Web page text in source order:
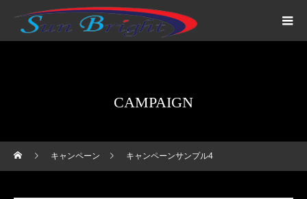
CAMPAIGN
キャンペーン キャンペーンサンプル4